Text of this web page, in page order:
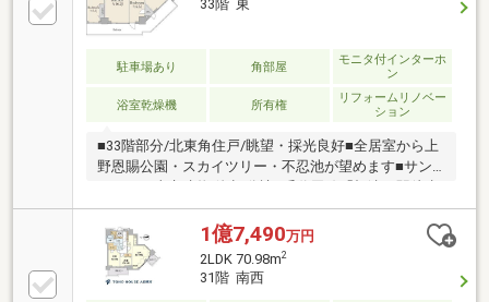
33階 東
駐車場あり 角部屋
モニタ付インターホ
ン
浴室乾燥機 所有権
リフォームリノベー
ション
■33階部分/北東角住戸/眺望・採光良好■全居室から上
野恩賜公園・スカイツリー・不忍池が望めます■サン
4分、山手線「上野」駅を含む複数路線利用可◎24時
間有人管理(夜間警備員対応)のため防犯面も安心です
◎最上階にはスカイビューラウンジがあり、周辺の豊
かな緑が望めます◎フロントサービスやゲストルーム
1億7,490万円
2LDK 70.98m2
31階 南西